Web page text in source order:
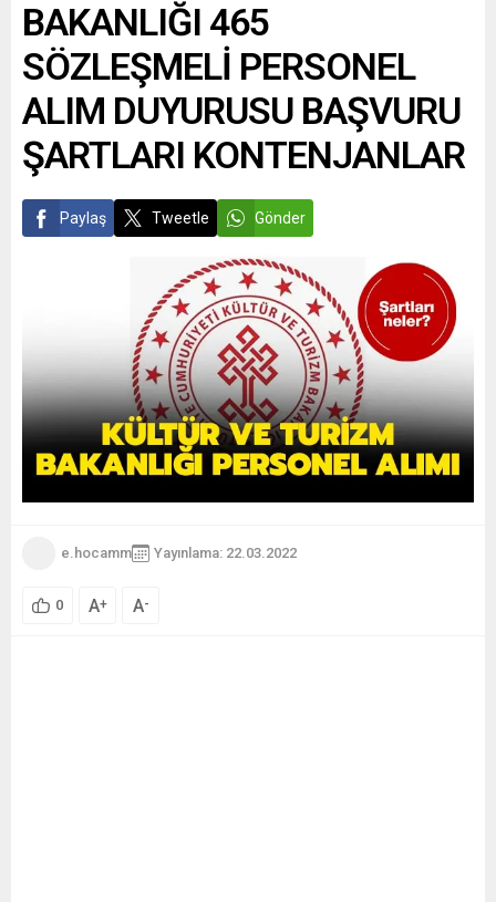
BAKANLIĞI 465
SÖZLEŞMELİ PERSONEL
ALIM DUYURUSU BAŞVURU
ŞARTLARI KONTENJANLAR
Paylaş Tweetle Gönder
e.hocamm Yayınlama: 22.03.2022
0 A+ A-